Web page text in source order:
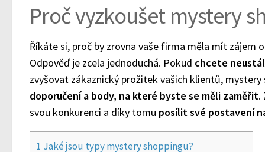
Proč vyzkoušet mystery
Říkáte si, proč by zrovna vaše firma měla mít zájem
Odpověď je zcela jednoduchá. Pokud chcete
zvyšovat zákaznický prožitek vašich klientů,
doporučení a body, na které byste se měli zaměřit.
svou konkurenci a díky tomu posílit své postavení
1 Jaké jsou typy mystery shoppingu?